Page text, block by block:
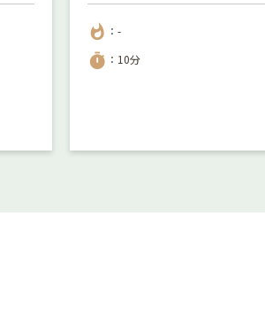
whatshot ：-
timer ：10分